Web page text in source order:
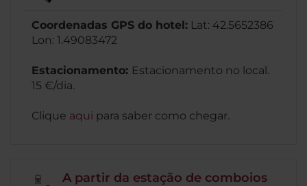
Coordenadas GPS do hotel: Lat: 42.5652386
Lon: 1.49083472
Estacionamento: Estacionamento no local.
15 €/dia.
Clique aqui para saber como chegar.
A partir da estação de comboios